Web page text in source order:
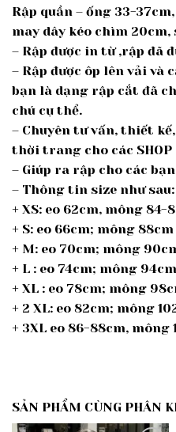
Rập quần – ống 33-
may dây kéo chìm 20cm,
– Rập được in từ ,rập đã
– Rập được ôp lên vải và
bạn là dạng rập cắt đã
chú cụ thể.
– Chuyên tư vấn, thiết
thời trang cho các SHOP
– Giúp ra rập cho các
– Thông tin size như sau:
+ XS: eo 62cm, mông 84-
+ S: eo 66cm; mông
+ M: eo 70cm; mông
+ L : eo 74cm; mông
+ XL : eo 78cm; mông
+ 2 XL: eo 82cm; mông
+ 3XL eo 86-88cm, mông
SẢN PHẨM CÙNG PHÂN